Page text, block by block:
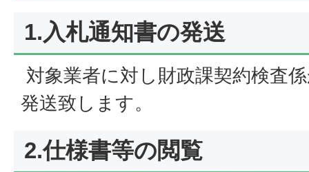
1.入札通知書の発送
対象業者に対し財政課契約検査
発送致します。
2.仕様書等の閲覧